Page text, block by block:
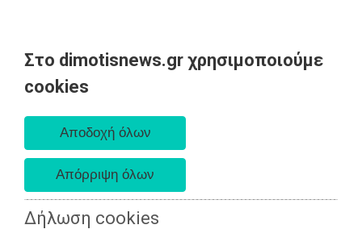
Στο dimotisnews.gr χρησιμοποιούμε
cookies
Δήλωση cookies
AΡΧΙΚΗ
ΕΙΔΗΣΕΙΣ
ΠΟΛΙΤΙΚΗ
ΤΟΠΙΚΗ
ΑΥΤΟΔΙΟΙΚΗΣΗ